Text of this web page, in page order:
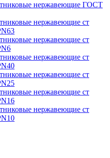
нержавеющие ГОСТ
нержавеющие ст
нержавеющие ст
нержавеющие ст
нержавеющие ст
нержавеющие ст
нержавеющие ст